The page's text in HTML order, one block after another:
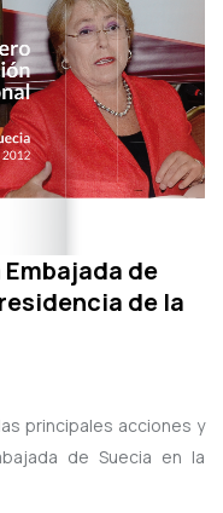
de
de la
principales acciones y
de Suecia en la